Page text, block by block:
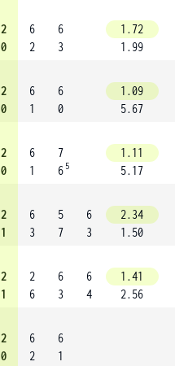
2
0
6
2
6
3
1.72
1.99
2
0
6
1
6
0
1.09
5.67
2
0
6
1
7
6 5
1.11
5.17
2
1
6
3
5
7
6
3
2.34
1.50
2
1
2
6
6
3
6
4
1.41
2.56
2
0
6
2
6
1